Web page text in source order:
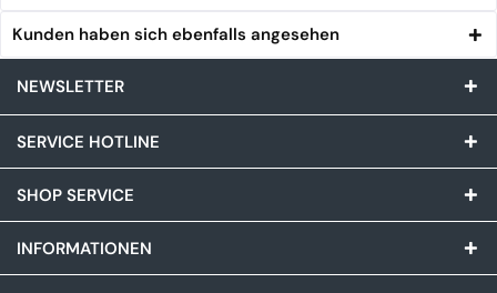
Kunden haben sich ebenfalls angesehen
NEWSLETTER
SERVICE HOTLINE
SHOP SERVICE
INFORMATIONEN